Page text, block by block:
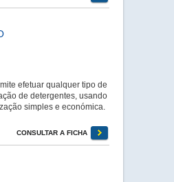
efetuar qualquer tipo de
de detergentes, usando
simples e económica.
CONSULTAR A FICHA